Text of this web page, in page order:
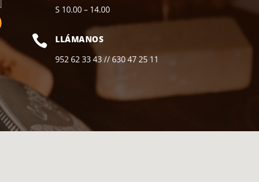
S 10.00 – 14.00

LLÁMANOS
952 62 33 43 // 630 47 25 11